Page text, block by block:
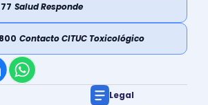
Salud Responde
Contacto CITUC Toxicológico
Legal